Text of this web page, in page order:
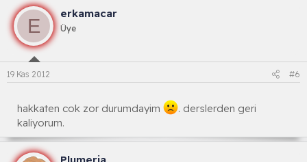
E
erkamacar
Üye
19 Kas 2012 #6
hakkaten cok zor durumdayim
. derslerden geri
kaliyorum.
Plumeria